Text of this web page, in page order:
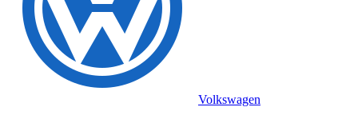
Volkswagen